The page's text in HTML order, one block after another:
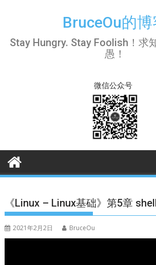
BruceOu的博
Stay Hungry. Stay Foolish！求
愚！
微信公众号
《Linux – Linux基础》第5章
2021年2月2日 BruceOu